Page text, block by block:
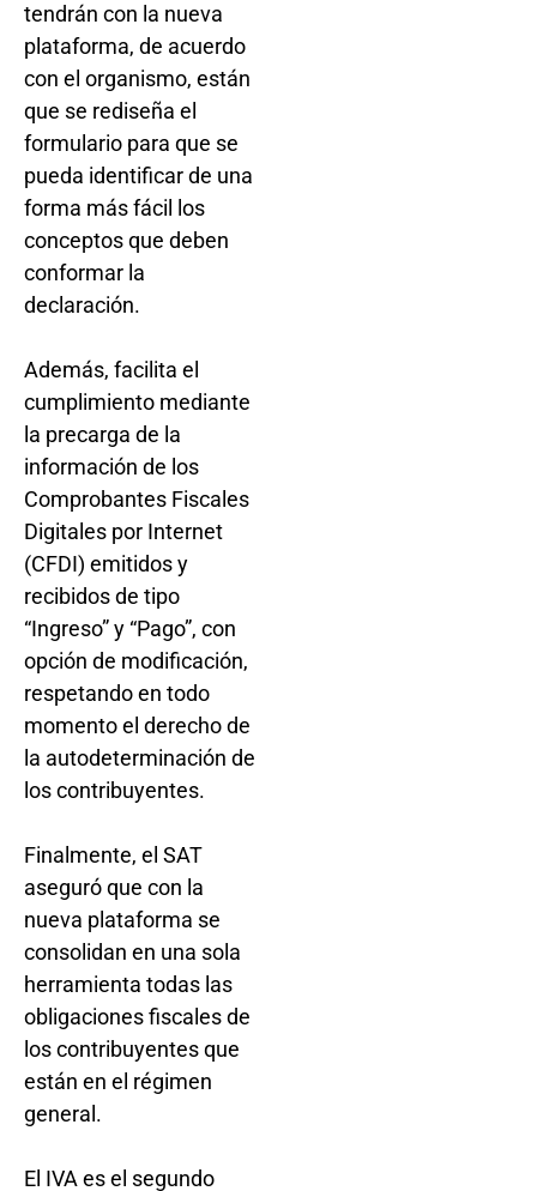
tendrán con la nueva
plataforma, de acuerdo
con el organismo, están
que se rediseña el
formulario para que se
pueda identificar de una
forma más fácil los
conceptos que deben
conformar la
declaración.
Además, facilita el
cumplimiento mediante
la precarga de la
información de los
Comprobantes Fiscales
Digitales por Internet
(CFDI) emitidos y
recibidos de tipo
“Ingreso” y “Pago”, con
opción de modificación,
respetando en todo
momento el derecho de
la autodeterminación de
los contribuyentes.
Finalmente, el SAT
aseguró que con la
nueva plataforma se
consolidan en una sola
herramienta todas las
obligaciones fiscales de
los contribuyentes que
están en el régimen
general.
El IVA es el segundo